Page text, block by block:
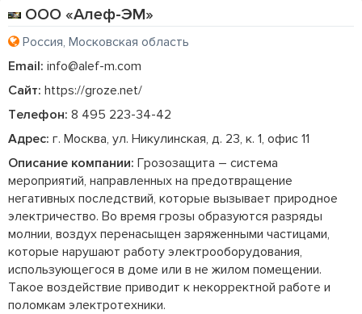
ООО «Алеф-ЭМ»
Россия, Московская область
Email: info@alef-m.com
Сайт: https://groze.net/
Телефон: 8 495 223-34-42
Адрес: г. Москва, ул. Никулинская, д. 23, к. 1, офис 11
Описание компании: Грозозащита – система
мероприятий, направленных на предотвращение
негативных последствий, которые вызывает природное
электричество. Во время грозы образуются разряды
молнии, воздух перенасыщен заряженными частицами,
которые нарушают работу электрооборудования,
использующегося в доме или в не жилом помещении.
Такое воздействие приводит к некорректной работе и
поломкам электротехники.